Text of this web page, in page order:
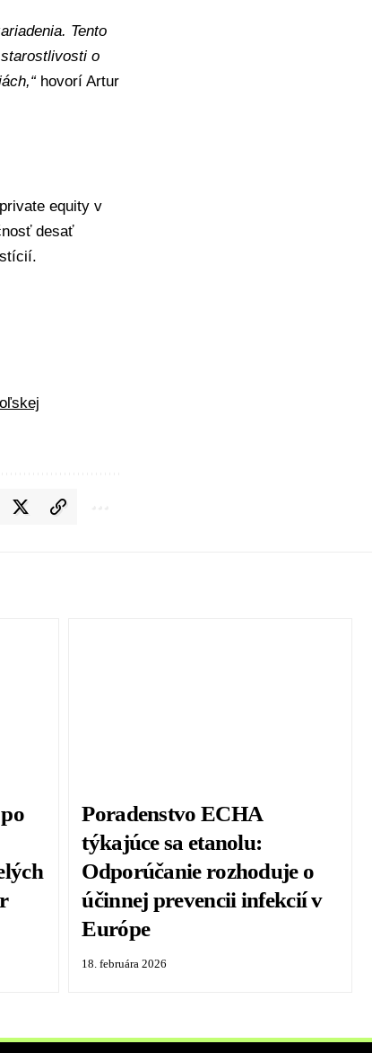
Tento
o
hovorí Artur
equity v
desať
Poradenstvo ECHA
týkajúce sa etanolu:
Odporúčanie rozhoduje o
účinnej prevencii infekcií v
Európe
18. februára 2026